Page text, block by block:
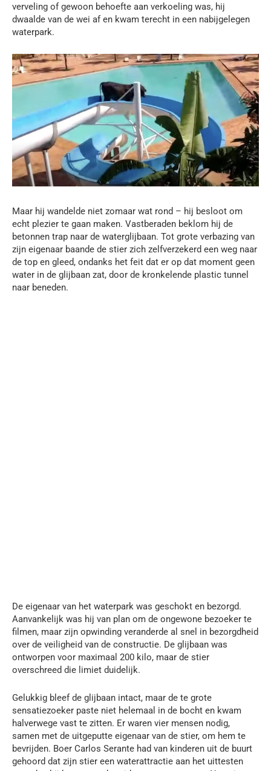
verveling of gewoon behoefte aan verkoeling was, hij
dwaalde van de wei af en kwam terecht in een nabijgelegen
waterpark.
Maar hij wandelde niet zomaar wat rond – hij besloot om
echt plezier te gaan maken. Vastberaden beklom hij de
betonnen trap naar de waterglijbaan. Tot grote verbazing van
zijn eigenaar baande de stier zich zelfverzekerd een weg naar
de top en gleed, ondanks het feit dat er op dat moment geen
water in de glijbaan zat, door de kronkelende plastic tunnel
naar beneden.
De eigenaar van het waterpark was geschokt en bezorgd.
Aanvankelijk was hij van plan om de ongewone bezoeker te
filmen, maar zijn opwinding veranderde al snel in bezorgdheid
over de veiligheid van de constructie. De glijbaan was
ontworpen voor maximaal 200 kilo, maar de stier
overschreed die limiet duidelijk.
Gelukkig bleef de glijbaan intact, maar de te grote
sensatiezoeker paste niet helemaal in de bocht en kwam
halverwege vast te zitten. Er waren vier mensen nodig,
samen met de uitgeputte eigenaar van de stier, om hem te
bevrijden. Boer Carlos Serante had van kinderen uit de buurt
gehoord dat zijn stier een waterattractie aan het uittesten